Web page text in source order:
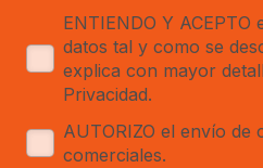
ENTIENDO Y ACEPTO
datos tal y como se
explica con mayor
Privacidad.
AUTORIZO el envío de
comerciales.